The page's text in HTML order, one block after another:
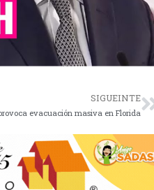
SIGUEINTE
evacuación masiva en Florida